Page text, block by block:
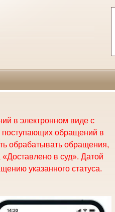
в электронном виде с
поступающих обращений в
обрабатывать обращения,
в суд». Датой
указанного статуса.